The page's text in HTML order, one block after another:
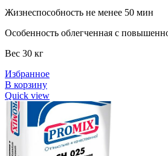
Жизнеспособность не менее 50 мин
Особенность облегченная с
Вес 30 кг
Избранное
В корзину
Quick view